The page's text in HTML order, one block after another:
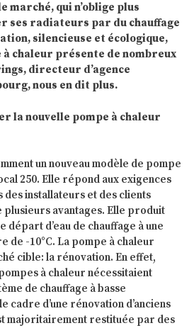
marché, qui n’oblige plus
ses radiateurs par du chauffage
silencieuse et écologique,
chaleur présente de nombreux
directeur d’agence
nous en dit plus.
la nouvelle pompe à chaleur
un nouveau modèle de pompe
250. Elle répond aux exigences
des installateurs et des clients
avantages. Elle produit
départ d’eau de chauffage à une
-10°C. La pompe à chaleur
cible: la rénovation. En effet,
à chaleur nécessitaient
de chauffage à basse
cadre d’une rénovation d’anciens
majoritairement restituée par des